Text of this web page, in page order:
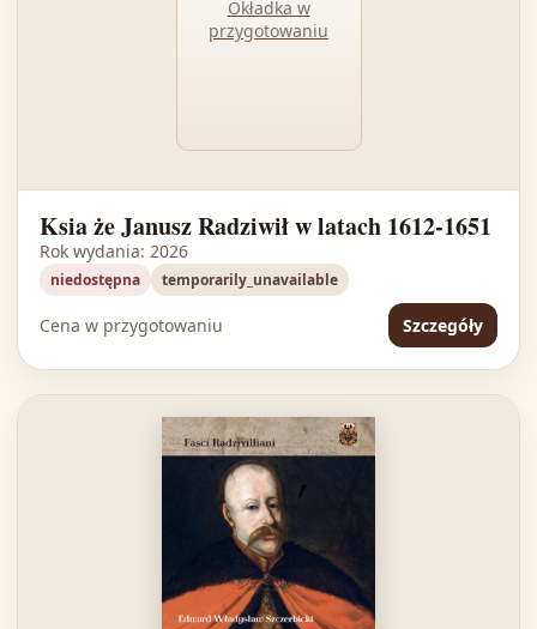
Okładka w
przygotowaniu
Ksia że Janusz Radziwił w latach 1612-1651
Rok wydania: 2026
niedostępna temporarily_unavailable
Cena w przygotowaniu Szczegóły